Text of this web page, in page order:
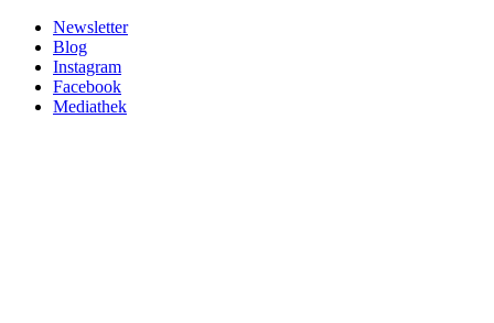
Newsletter
Blog
Instagram
Facebook
Mediathek